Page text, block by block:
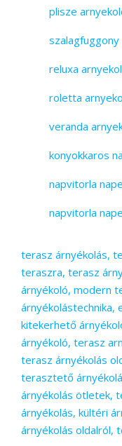
plisze
szalagfuggony
reluxa
roletta
veranda
konyokkaros
napvitorla
napvitorla
terasz árnyékolás,
teraszra, terasz
árnyékoló, modern
árnyékolástechnika,
kitekerhető
árnyékoló, terasz
terasz árnyékolás
terasztető
árnyékolás ötletek,
árnyékolás, kültéri
árnyékolás oldalról,